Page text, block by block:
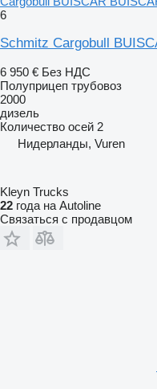
6
Schmitz Cargobull
6 950 € Без НДС
Полуприцеп трубовоз
2000
дизель
Количество осей 2
Нидерланды, Vuren
Kleyn Trucks
22 года на Autoline
Связаться с продавцом